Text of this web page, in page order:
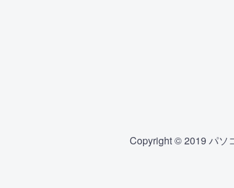
Copyright © 2019 パソ